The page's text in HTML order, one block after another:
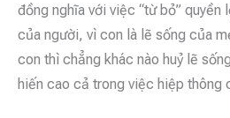
đồng nghĩa với việc “từ bỏ”
của người, vì con là lẽ sống của
con thì chẳng khác nào huỷ lẽ
hiến cao cả trong việc hiệp thông